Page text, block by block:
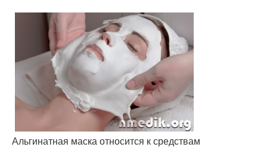
Альгинатная маска относится к средствам